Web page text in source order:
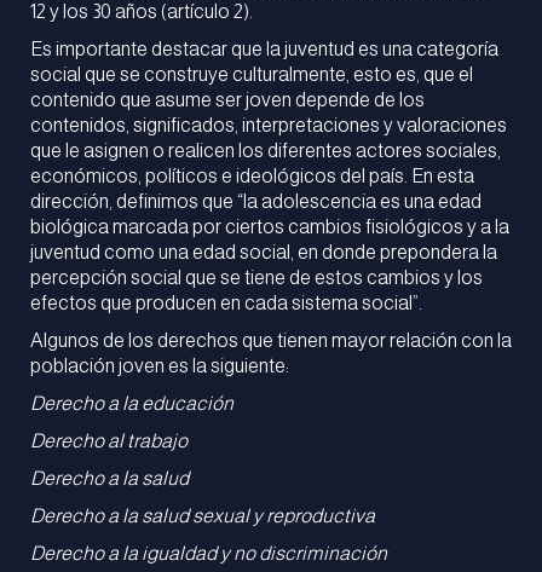
12 y los 30 años (artículo 2).
Es importante destacar que la juventud es una categoría
social que se construye culturalmente, esto es, que el
contenido que asume ser joven depende de los
contenidos, significados, interpretaciones y valoraciones
que le asignen o realicen los diferentes actores sociales,
económicos, políticos e ideológicos del país. En esta
dirección, definimos que “la adolescencia es una edad
biológica marcada por ciertos cambios fisiológicos y a la
juventud como una edad social, en donde prepondera la
percepción social que se tiene de estos cambios y los
efectos que producen en cada sistema social”.
Algunos de los derechos que tienen mayor relación con la
población joven es la siguiente:
Derecho a la educación
Derecho al trabajo
Derecho a la salud
Derecho a la salud sexual y reproductiva
Derecho a la igualdad y no discriminación